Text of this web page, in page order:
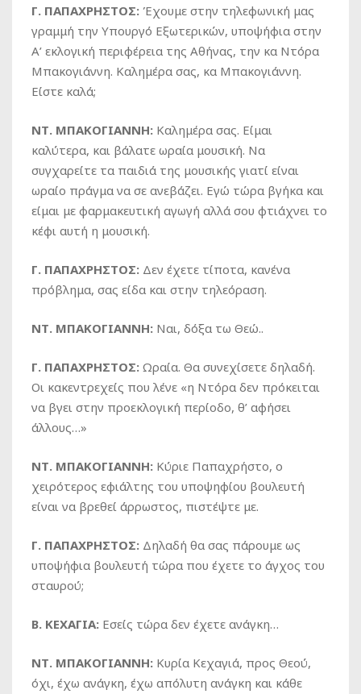
Γ. ΠΑΠΑΧΡΗΣΤΟΣ: Έχουμε στην τηλεφωνική μας
γραμμή την Υπουργό Εξωτερικών, υποψήφια στην
Α’ εκλογική περιφέρεια της Αθήνας, την κα Ντόρα
Μπακογιάννη. Καλημέρα σας, κα Μπακογιάννη.
Είστε καλά;
ΝΤ. ΜΠΑΚΟΓΙΑΝΝΗ: Καλημέρα σας. Είμαι
καλύτερα, και βάλατε ωραία μουσική. Να
συγχαρείτε τα παιδιά της μουσικής γιατί είναι
ωραίο πράγμα να σε ανεβάζει. Εγώ τώρα βγήκα και
είμαι με φαρμακευτική αγωγή αλλά σου φτιάχνει το
κέφι αυτή η μουσική.
Γ. ΠΑΠΑΧΡΗΣΤΟΣ: Δεν έχετε τίποτα, κανένα
πρόβλημα, σας είδα και στην τηλεόραση.
ΝΤ. ΜΠΑΚΟΓΙΑΝΝΗ: Ναι, δόξα τω Θεώ..
Γ. ΠΑΠΑΧΡΗΣΤΟΣ: Ωραία. Θα συνεχίσετε δηλαδή.
Οι κακεντρεχείς που λένε «η Ντόρα δεν πρόκειται
να βγει στην προεκλογική περίοδο, θ’ αφήσει
άλλους…»
ΝΤ. ΜΠΑΚΟΓΙΑΝΝΗ: Κύριε Παπαχρήστο, ο
χειρότερος εφιάλτης του υποψηφίου βουλευτή
είναι να βρεθεί άρρωστος, πιστέψτε με.
Γ. ΠΑΠΑΧΡΗΣΤΟΣ: Δηλαδή θα σας πάρουμε ως
υποψήφια βουλευτή τώρα που έχετε το άγχος του
σταυρού;
Β. ΚΕΧΑΓΙΑ: Εσείς τώρα δεν έχετε ανάγκη…
ΝΤ. ΜΠΑΚΟΓΙΑΝΝΗ: Κυρία Κεχαγιά, προς Θεού,
όχι, έχω ανάγκη, έχω απόλυτη ανάγκη και κάθε